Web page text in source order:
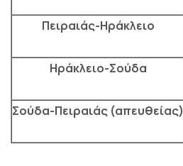
Πειραιάς-Ηράκλειο
Ηράκλειο-Σούδα
Σούδα-Πειραιάς (απευθείας)